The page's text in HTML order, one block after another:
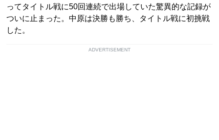
ってタイトル戦に50回連続で出場していた驚異的な記録が
ついに止まった。中原は決勝も勝ち、タイトル戦に初挑戦
した。
ADVERTISEMENT